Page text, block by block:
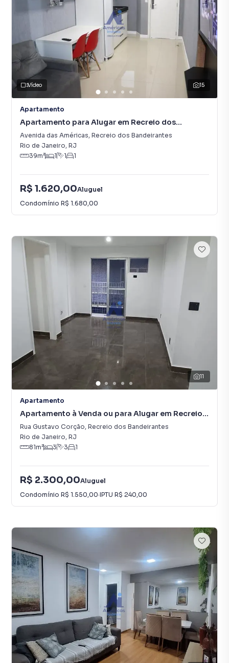
15
Vídeo
Apartamento
Apartamento para Alugar em Recreio dos
Bandeirantes
Avenida das Américas, Recreio dos Bandeirantes
Rio de Janeiro, RJ
39m² 1 1 1
R$ 1.620,00Aluguel
Condomínio R$ 1.680,00
11
Apartamento
Apartamento à Venda ou para Alugar em Recreio
dos Bandeirantes
Rua Gustavo Corção, Recreio dos Bandeirantes
Rio de Janeiro, RJ
81m² 3 3 1
R$ 2.300,00Aluguel
Condomínio R$ 1.550,00·IPTU R$ 240,00